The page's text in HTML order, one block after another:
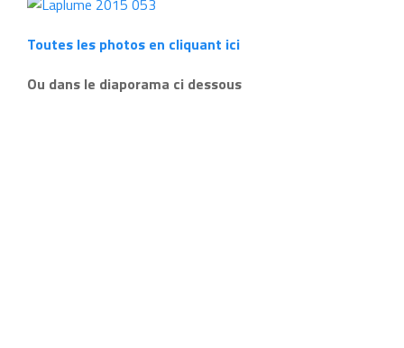
Toutes les photos en cliquant ici
Ou dans le diaporama ci dessous